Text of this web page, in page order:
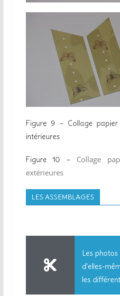
Figure 9 – Collage
intérieures
Figure 10 – Collage
extérieures
LES ASSEMBLAGES
Les
d'elles-
les